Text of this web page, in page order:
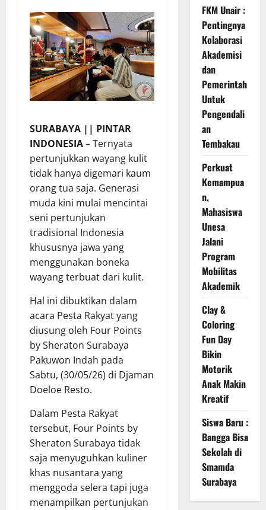
SURABAYA || PINTAR
INDONESIA– Ternyata
pertunjukkan wayang kulit
tidak hanya digemari kaum
orang tua saja. Generasi
muda kini mulai mencintai
seni pertunjukan
tradisional Indonesia
khususnya jawa yang
menggunakan boneka
wayang terbuat dari kulit.
Hal ini dibuktikan dalam
acara Pesta Rakyat yang
diusung oleh Four Points
by Sheraton Surabaya
Pakuwon Indah pada
Sabtu, (30/05/26) di Djaman
Doeloe Resto.
Dalam Pesta Rakyat
tersebut, Four Points by
Sheraton Surabaya tidak
saja menyuguhkan kuliner
khas nusantara yang
menggoda selera tapi juga
menampilkan pertunjukan
FKM Unair :
Pentingnya
Kolaborasi
Akademisi
dan
Pemerintah
Untuk
Pengendali
an
Tembakau
Perkuat
Kemampua
n,
Mahasiswa
Unesa
Jalani
Program
Mobilitas
Akademik
Clay &
Coloring
Fun Day
Bikin
Motorik
Anak Makin
Kreatif
Siswa Baru :
Bangga Bisa
Sekolah di
Smamda
Surabaya